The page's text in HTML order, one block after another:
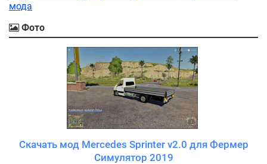
мода
Фото
Скачать мод Mercedes Sprinter v2.0 для Фермер
Симулятор 2019